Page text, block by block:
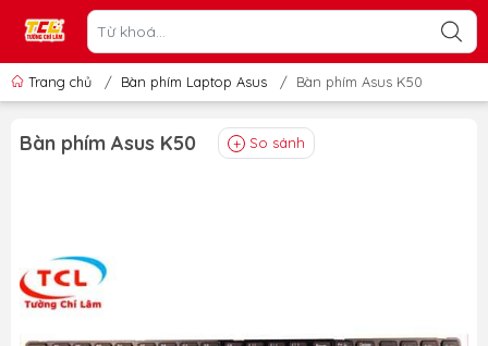
Trang chủ / Bàn phím Laptop Asus / Bàn phím Asus K50
Bàn phím Asus K50 So sánh